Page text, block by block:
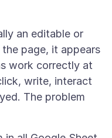
an editable or
page, it appears
work correctly at
write, interact
The problem